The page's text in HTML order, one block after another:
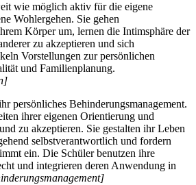
wie möglich aktiv für die eigene
Wohlergehen. Sie gehen
Körper um, lernen die Intimsphäre der
zu akzeptieren und sich
Vorstellungen zur persönlichen
und Familienplanung.
persönliches Behinderungsmanagement.
ihrer eigenen Orientierung und
zu akzeptieren. Sie gestalten ihr Leben
selbstverantwortlich und fordern
ein. Die Schüler benutzen ihre
und integrieren deren Anwendung in